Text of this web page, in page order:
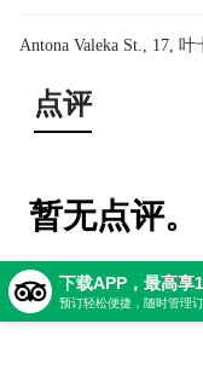
Antona Valeka St., 17,
点评
暂无点评
下载APP，最高享
预订轻松便捷，随时管理